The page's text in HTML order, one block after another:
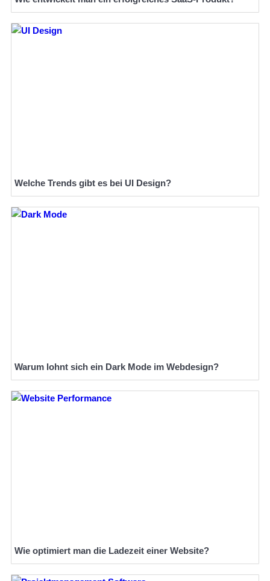
Welche Trends gibt es bei UI Design?
Warum lohnt sich ein Dark Mode im Webdesign?
Wie optimiert man die Ladezeit einer Website?